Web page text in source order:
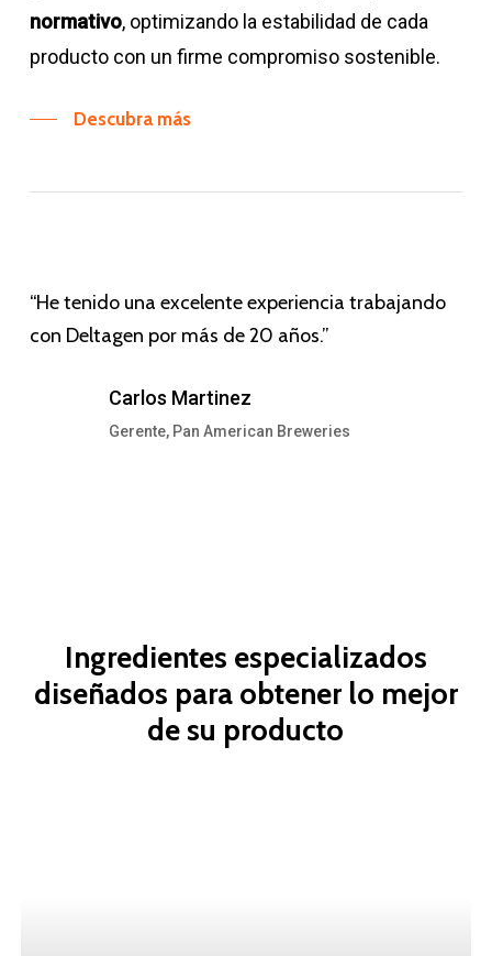
normativo, optimizando la estabilidad de cada
producto con un firme compromiso sostenible.
Descubra más
“He tenido una excelente experiencia trabajando
con Deltagen por más de 20 años.”
Carlos Martinez
Gerente, Pan American Breweries
Ingredientes especializados
diseñados para obtener lo mejor
de su producto